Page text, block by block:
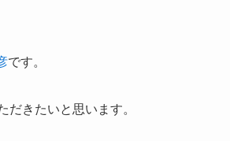
です。
きたいと思います。